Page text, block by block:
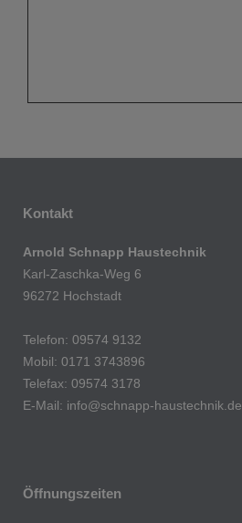
Kontakt
Arnold Schnapp Haustechnik
Karl-Zaschka-Weg 6
96272 Hochstadt
Telefon: 09574 9132
Mobil: 0171 3743896
Telefax: 09574 3178
E-Mail: info@schnapp-haustechnik.de
Öffnungszeiten